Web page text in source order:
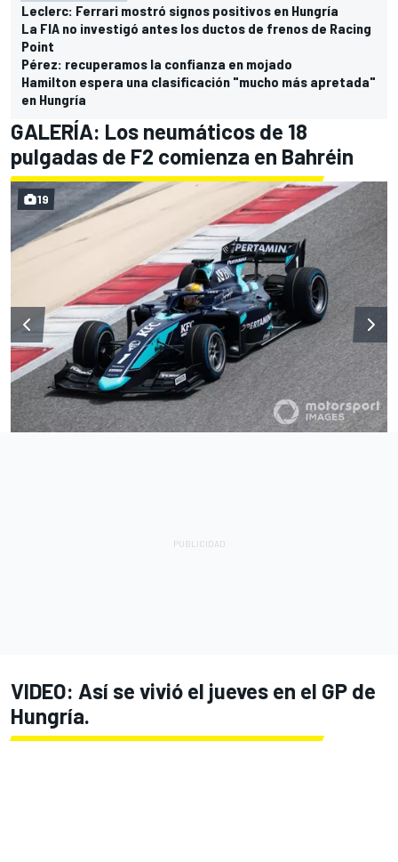
Leclerc: Ferrari mostró signos positivos en Hungría
La FIA no investigó antes los ductos de frenos de Racing
Point
Pérez: recuperamos la confianza en mojado
Hamilton espera una clasificación "mucho más apretada"
en Hungría
GALERÍA: Los neumáticos de 18
pulgadas de F2 comienza en Bahréin
19
VIDEO: Así se vivió el jueves en el GP de
Hungría.